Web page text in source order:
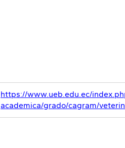
https://www.ueb.edu.ec/
academica/grado/cagram/